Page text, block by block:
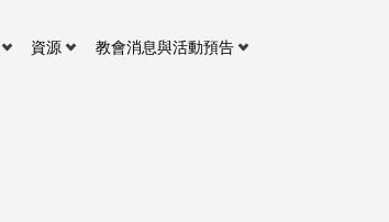
資源 教會消息與活動預告